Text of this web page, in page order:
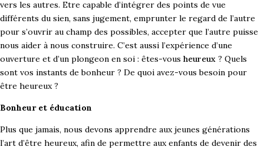
vers les autres. Etre capable d’intégrer des points de vue
différents du sien, sans jugement, emprunter le regard de l’autre
pour s’ouvrir au champ des possibles, accepter que l’autre puisse
nous aider à nous construire. C’est aussi l’expérience d’une
ouverture et d’un plongeon en soi : êtes-vous heureux ? Quels
sont vos instants de bonheur ? De quoi avez-vous besoin pour
être heureux ?
Bonheur et éducation
Plus que jamais, nous devons apprendre aux jeunes générations
l’art d’être heureux, afin de permettre aux enfants de devenir des